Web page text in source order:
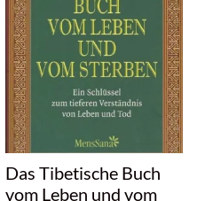
Das Tibetische Buch
vom Leben und vom